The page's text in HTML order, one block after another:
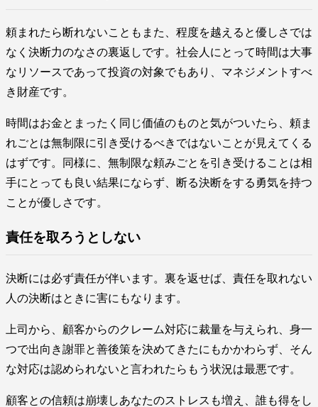
頼まれたら断れないこともまた、程度を越えると優しさでは
なく決断力のなさの裏返しです。社会人にとって時間は大事
なリソースであって投資の対象でもあり、マネジメントすべ
き財産です。
時間はお金とまったく同じ価値のものと気がついたら、頼ま
れごとは無制限に引き受けるべきではないことが見えてくる
はずです。同様に、無制限な頼みごとを引き受けることは相
手にとっても良い結果にならず、断る決断をする勇気を持つ
ことが優しさです。
責任を取ろうとしない
決断には必ず責任が伴います。裏を返せば、責任を取れない
人の決断はときに害にもなります。
上司から、顧客からのクレーム対応に裁量を与えられ、身一
つで出向き謝罪と善後策を決めてきたにもかかわらず、そん
な対応は認められないと言われたらもう状況は最悪です。
顧客との信頼は崩壊しあなたのストレスも増え、誰も得をし